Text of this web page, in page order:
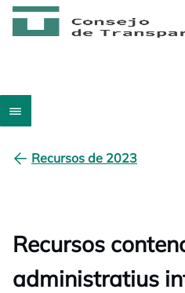
Recursos de 2023
Recursos
administratius